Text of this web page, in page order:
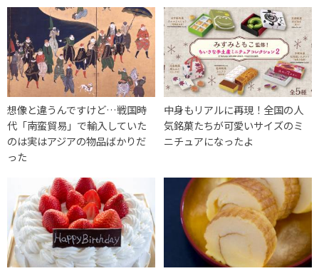
想像と違うんですけど…戦国時
代「南蛮貿易」で輸入していた
のは実はアジアの物品ばかりだ
った
中身もリアルに再現！全国の人
気銘菓たちが可愛いサイズのミ
ニチュアになったよ